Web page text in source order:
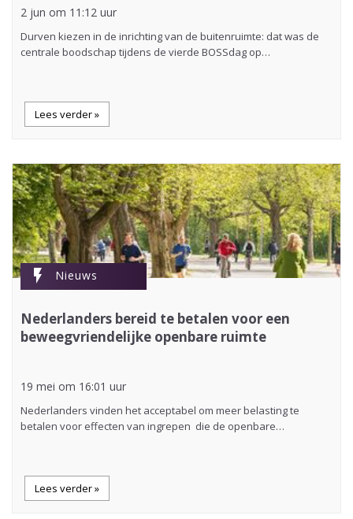
2 jun om 11:12 uur
Durven kiezen in de inrichting van de buitenruimte: dat was de
centrale boodschap tijdens de vierde BOSSdag op…
Lees verder »
flash_on Nieuws
Nederlanders bereid te betalen voor een
beweegvriendelijke openbare ruimte
19 mei om 16:01 uur
Nederlanders vinden het acceptabel om meer belasting te
betalen voor effecten van ingrepen die de openbare…
Lees verder »